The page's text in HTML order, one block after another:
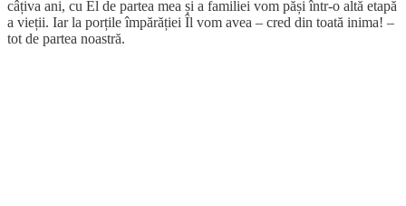
câțiva ani, cu El de partea mea și a familiei vom păși într-o altă etapă
a vieții. Iar la porțile împărăției Îl vom avea – cred din toată inima! –
tot de partea noastră.